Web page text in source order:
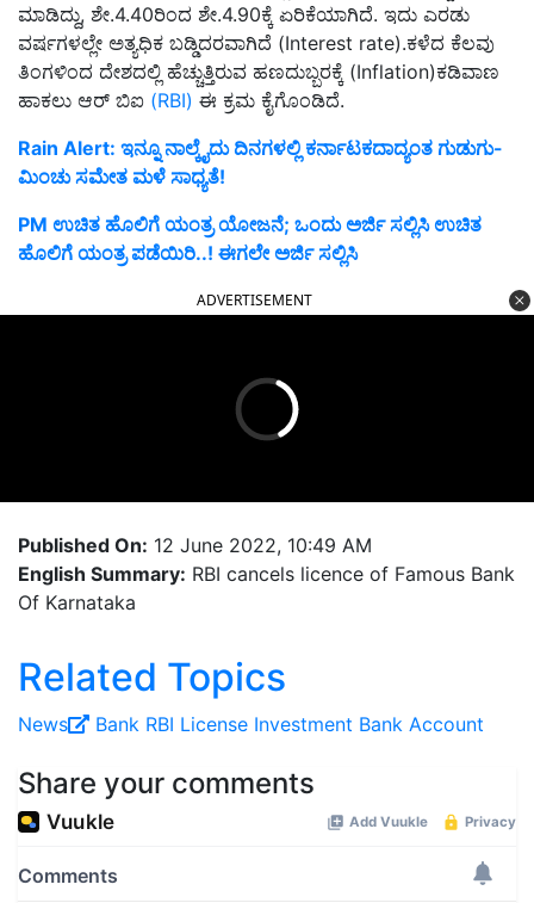
ಮಾಡಿದ್ದು, ಶೇ.4.40ರಿಂದ ಶೇ.4.90ಕ್ಕೆ ಏರಿಕೆಯಾಗಿದೆ. ಇದು ಎರಡು
ವರ್ಷಗಳಲ್ಲೇ ಅತ್ಯಧಿಕ ಬಡ್ಡಿದರವಾಗಿದೆ (Interest rate).ಕಳೆದ ಕೆಲವು
ತಿಂಗಳಿಂದ ದೇಶದಲ್ಲಿ ಹೆಚ್ಚುತ್ತಿರುವ ಹಣದುಬ್ಬರಕ್ಕೆ (Inflation)ಕಡಿವಾಣ
ಹಾಕಲು ಆರ್ ಬಿಐ (RBI) ಈ ಕ್ರಮ ಕೈಗೊಂಡಿದೆ.
Rain Alert: ಇನ್ನೂ ನಾಲ್ಕೈದು ದಿನಗಳಲ್ಲಿ ಕರ್ನಾಟಕದಾದ್ಯಂತ ಗುಡುಗು-
ಮಿಂಚು ಸಮೇತ ಮಳೆ ಸಾಧ್ಯತೆ!
PM ಉಚಿತ ಹೊಲಿಗೆ ಯಂತ್ರ ಯೋಜನೆ; ಒಂದು ಅರ್ಜಿ ಸಲ್ಲಿಸಿ ಉಚಿತ
ಹೊಲಿಗೆ ಯಂತ್ರ ಪಡೆಯಿರಿ..! ಈಗಲೇ ಅರ್ಜಿ ಸಲ್ಲಿಸಿ
ADVERTISEMENT
Published On: 12 June 2022, 10:49 AM
English Summary: RBI cancels licence of Famous Bank
Of Karnataka
Related Topics
News Bank RBI License Investment Bank Account
Share your comments